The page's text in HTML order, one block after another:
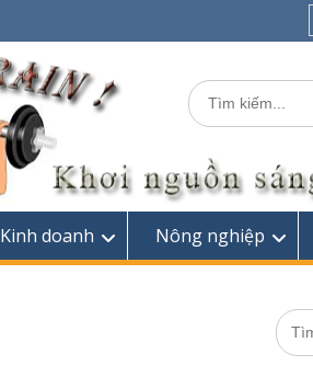
Search
for:
Kinh doanh Nông nghiệp
Search
for: